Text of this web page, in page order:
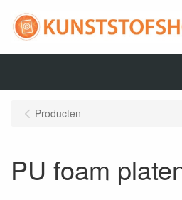
Producten
PU foam